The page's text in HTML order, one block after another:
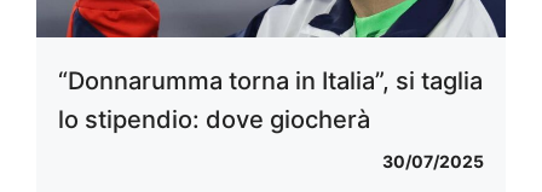
“Donnarumma torna in Italia”, si taglia
lo stipendio: dove giocherà
30/07/2025